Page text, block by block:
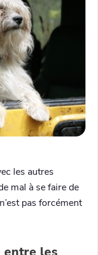
les autres
mal à se faire de
pas forcément